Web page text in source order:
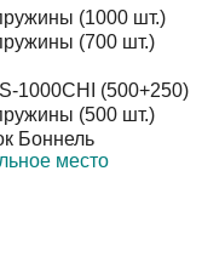
(1000 шт.)
(700 шт.)
1000CHI (500+250)
(500 шт.)
Боннель
место